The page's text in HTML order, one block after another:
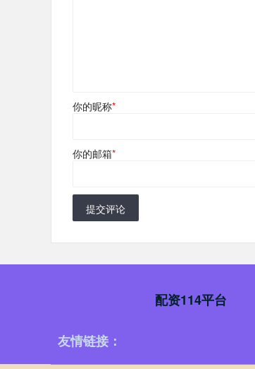
你的昵称*
你的邮箱*
提交评论
配资114平台
友情链接：